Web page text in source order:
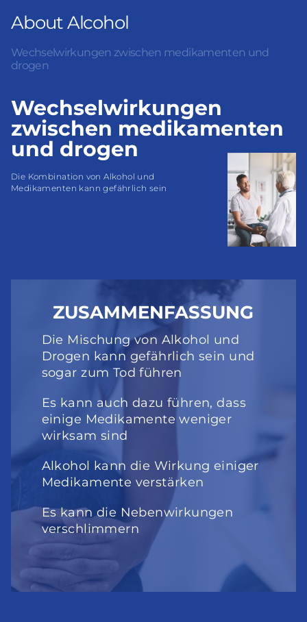
About Alcohol
Wechselwirkungen zwischen medikamenten und
drogen
Wechselwirkungen
zwischen medikamenten
und drogen
Die Kombination von Alkohol und
Medikamenten kann gefährlich sein
ZUSAMMENFASSUNG
Die Mischung von Alkohol und
Drogen kann gefährlich sein und
sogar zum Tod führen
Es kann auch dazu führen, dass
einige Medikamente weniger
wirksam sind
Alkohol kann die Wirkung einiger
Medikamente verstärken
Es kann die Nebenwirkungen
verschlimmern